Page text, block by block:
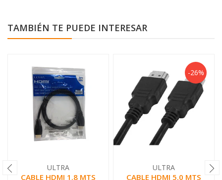
TAMBIÉN TE PUEDE INTERESAR
ULTRA
CABLE HDMI 1.8 MTS
-26%
ULTRA
CABLE HDMI 5.0 MTS